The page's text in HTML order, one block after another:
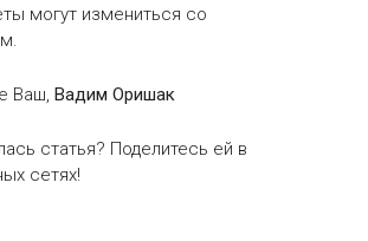
могут измениться со
Ваш, Вадим Оришак
статья? Поделитесь ей в
сетях!